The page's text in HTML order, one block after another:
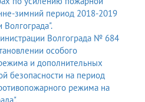
зимний период 2018-2019
Волгограда".
Волгограда № 684
особого
и дополнительных
безопасности на период
режима на